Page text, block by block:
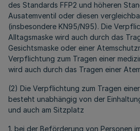
des Standards FFP2 und höheren
Ausatemventil oder diesen
(insbesondere KN95/N95). Die
Alltagsmaske wird auch durch das
Gesichtsmaske oder einer
Verpflichtung zum Tragen einer
wird auch durch das Tragen einer
(2) Die Verpflichtung zum Tragen
besteht unabhängig von der
und auch am Sitzplatz
1. bei der Beförderung von Personen